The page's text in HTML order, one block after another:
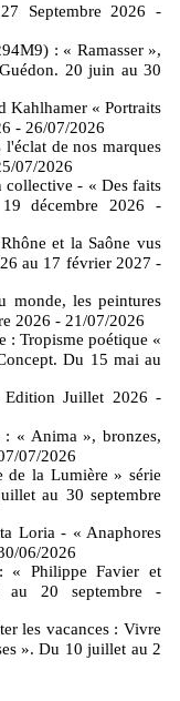
Septembre 2026
-
: « Ramasser »,
20 juin au 30
Kahlhamer « Portraits
- 26/07/2026
de nos marques
07/2026
- « Des faits
décembre 2026
-
et la Saône vus
au 17 février 2027 -
monde, les peintures
2026 - 21/07/2026
: Tropisme poétique «
Du 15 mai au
Juillet 2026 -
: « Anima », bronzes,
07/2026
de la Lumière » série
au 30 septembre
Loria - « Anaphores
06/2026
« Philippe Favier et
20 septembre
-
les vacances : Vivre
». Du 10 juillet au 2